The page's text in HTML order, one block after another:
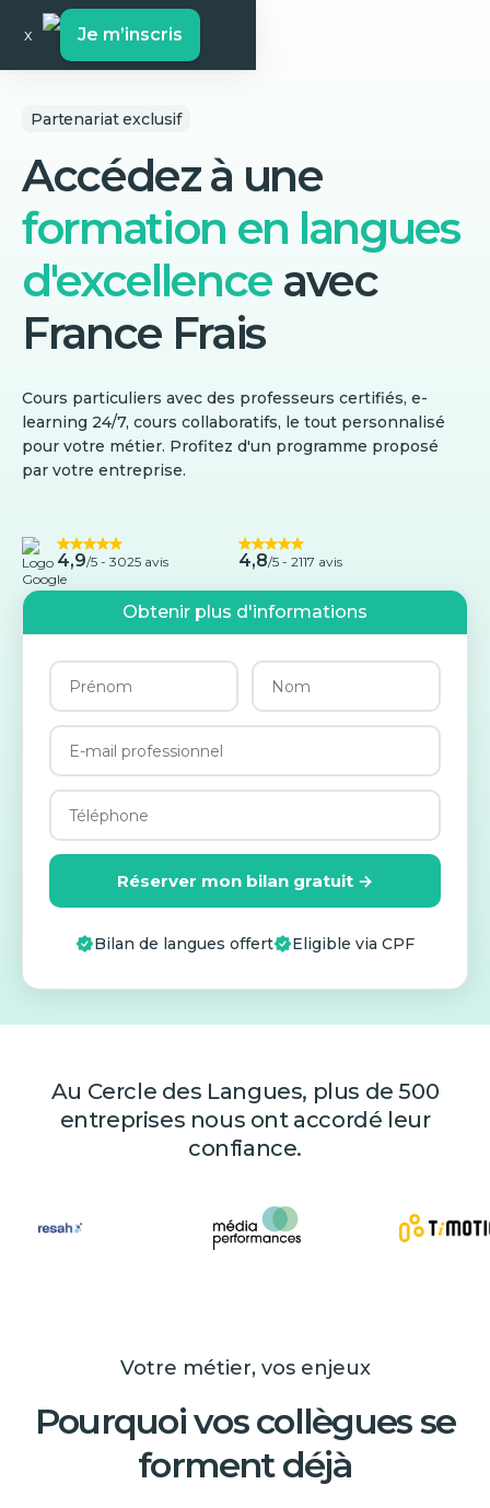
x Je m’inscris
Partenariat exclusif
Accédez à une
formation en langues
d'excellence avec
France Frais
Cours particuliers avec des professeurs certifiés, e-
learning 24/7, cours collaboratifs, le tout personnalisé
pour votre métier. Profitez d'un programme proposé
par votre entreprise.
4,9/5 - 3025 avis 4,8/5 - 2117 avis
Obtenir plus d'informations
Réserver mon bilan gratuit →
Bilan de langues offert Eligible via CPF
Au Cercle des Langues, plus de 500
entreprises nous ont accordé leur
confiance.
Votre métier, vos enjeux
Pourquoi vos collègues se
forment déjà